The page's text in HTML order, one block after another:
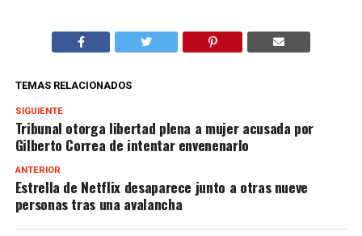
TEMAS RELACIONADOS
SIGUIENTE
Tribunal otorga libertad plena a mujer acusada por
Gilberto Correa de intentar envenenarlo
ANTERIOR
Estrella de Netflix desaparece junto a otras nueve
personas tras una avalancha